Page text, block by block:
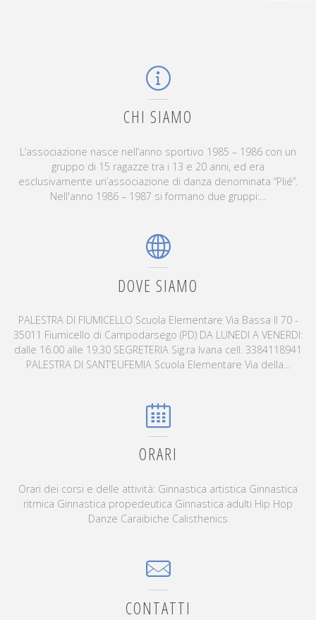
CHI SIAMO
L’associazione nasce nell’anno sportivo 1985 – 1986 con un
gruppo di 15 ragazze tra i 13 e 20 anni, ed era
esclusivamente un’associazione di danza denominata “Plié”.
Nell'anno 1986 – 1987 si formano due gruppi:...
DOVE SIAMO
PALESTRA DI FIUMICELLO Scuola Elementare Via Bassa II 70 -
35011 Fiumicello di Campodarsego (PD) DA LUNEDI A VENERDI:
dalle 16.00 alle 19.30 SEGRETERIA Sig.ra Ivana cell. 3384118941
PALESTRA DI SANT’EUFEMIA Scuola Elementare Via della...
ORARI
Orari dei corsi e delle attività: Ginnastica artistica Ginnastica
ritmica Ginnastica propedeutica Ginnastica adulti Hip Hop
Danze Caraibiche Calisthenics
CONTATTI